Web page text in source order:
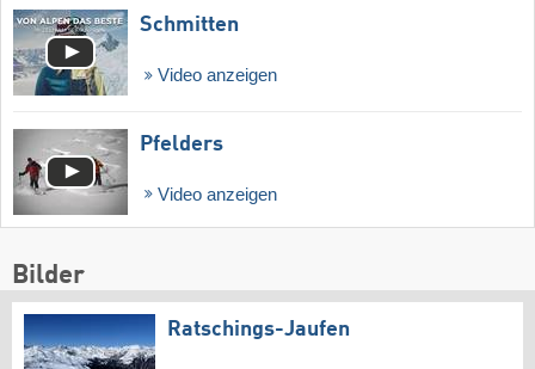
Schmitten
Video anzeigen
Pfelders
Video anzeigen
Bilder
Ratschings-Jaufen